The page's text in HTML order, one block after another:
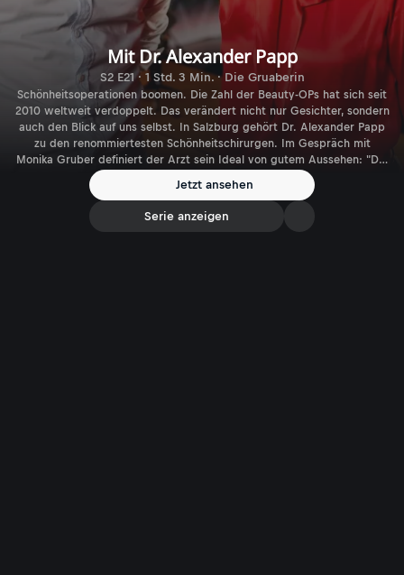
Mit Dr. Alexander Papp
S2 E21 · 1 Std. 3 Min. · Die Gruaberin
Schönheitsoperationen boomen. Die Zahl der Beauty-OPs hat sich seit
2010 weltweit verdoppelt. Das verändert nicht nur Gesichter, sondern
auch den Blick auf uns selbst. In Salzburg gehört Dr. Alexander Papp
zu den renommiertesten Schönheitschirurgen. Im Gespräch mit
Monika Gruber definiert der Arzt sein Ideal von gutem Aussehen: "Die
Person hat etwas erlebt, sie hat Ausstrahlung und sie wirkt frisch."
Und immer öfter wenden sich auch Männer an ihn. Ein Gespräch über
Schönheit und Wohlbefinden.
Jetzt ansehen
Serie anzeigen